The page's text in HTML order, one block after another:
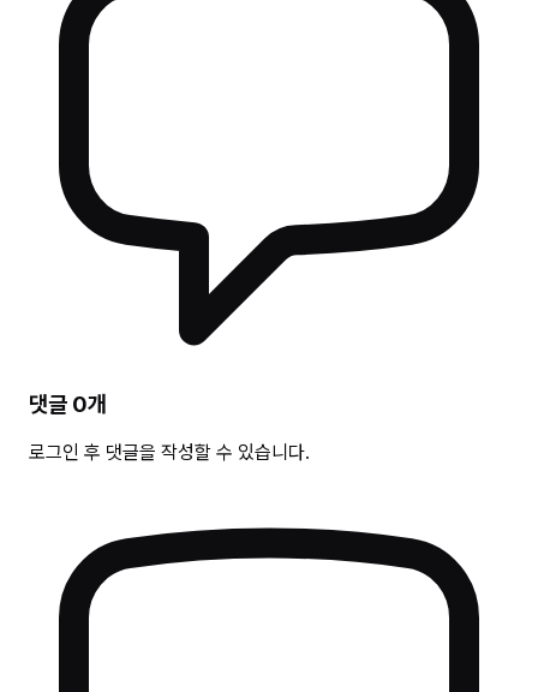
댓글 0개
로그인 후 댓글을 작성할 수 있습니다.